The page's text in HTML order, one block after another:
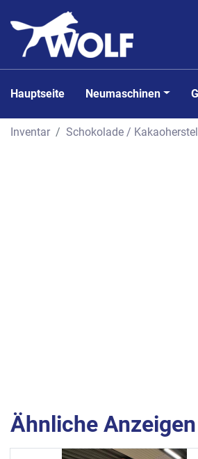
Hauptseite Neumaschinen
Inventar Schokolade /
Ähnliche Anzeigen